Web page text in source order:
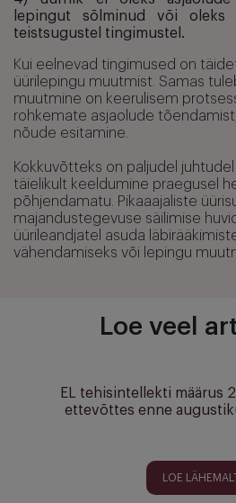
lepingut sõlminud või oleks
teistsugustel tingimustel.
Kui eelnevad tingimused on
üürilepingu muutmist. Samas
muutmine on keerulisem
rohkemate asjaolude
nõude esitamine.
Kokkuvõtteks on paljudel
täielikult keeldumine praegusel
põhjendamatu. Pikaaajaliste
majandustegevuse säilimise
üürileandjatel asuda
vähendamiseks või lepingu
Loe veel
EL tehisintellekti määrus
ettevõttes enne
LOE